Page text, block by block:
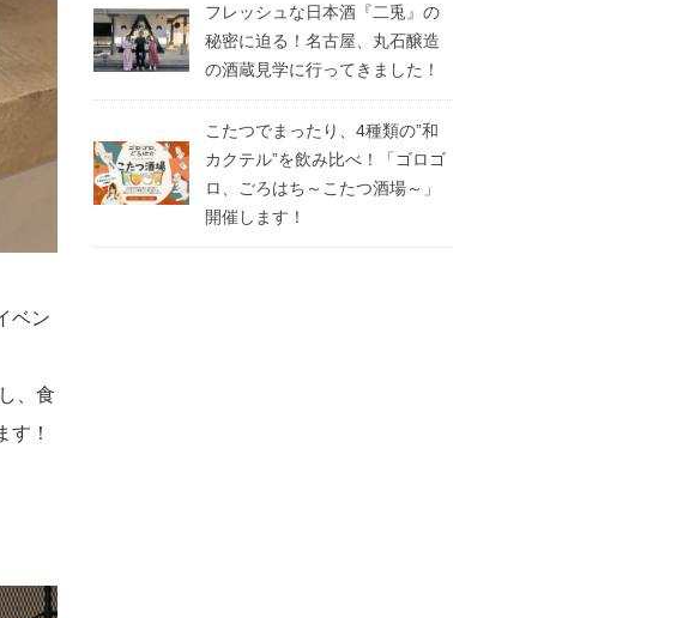
ベン
、食
す！
フレッシュな日本酒『二兎』の
秘密に迫る！名古屋、丸石醸造
の酒蔵見学に行ってきました！
こたつでまったり、4種類の”和
カクテル”を飲み比べ！「ゴロゴ
ロ、ごろはち～こたつ酒場～」
開催します！